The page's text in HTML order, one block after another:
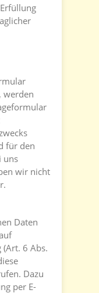
werden
für den
uns
wir nicht
Daten
6 Abs.
Dazu
per E-